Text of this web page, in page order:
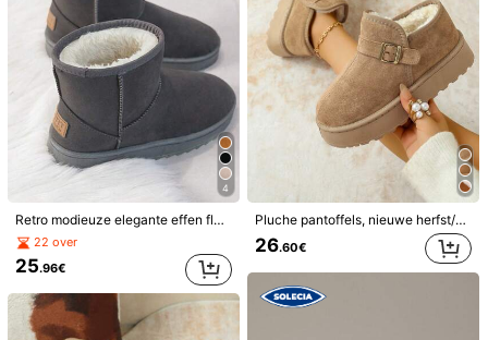
1/9
44.83€
Dames sneeuwlaarzen
Maat
EUR35.5 (CN35) EUR36
4
Retro modieuze elegante effen fleece sneeuwlaarzen voor dames, dikke antislip enkellaarsjes, warm en koudebestendig, nieuwe dikke en warme antivries sneeuwlaarzen voor de winter, antislip comfortabele sneeuwlaarzen, unisex design, outdoor antislip comfortabele schoenen met dikke platte zolen, winterslippers
22 over
25.96€
Pluche pantoffels, nieuwe herfst/winter buiten/binnen dikke zool warme laarzen, sneeuwlaarzen
26.60€